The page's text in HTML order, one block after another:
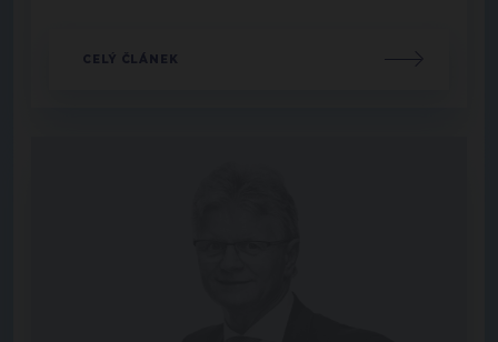
CELÝ ČLÁNEK